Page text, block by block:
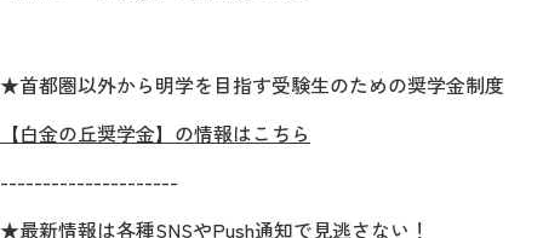
★首都圏以外から明学を目指す受験生のための奨学金制度
【白金の丘奨学金】の情報はこちら
---------------------
★最新情報は各種SNSやPush通知で見逃さない！